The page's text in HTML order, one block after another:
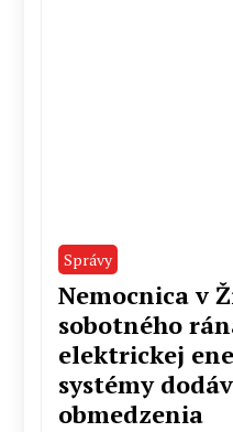
Správy
Nemocnica v
sobotného
elektrickej
systémy
obmedzenia